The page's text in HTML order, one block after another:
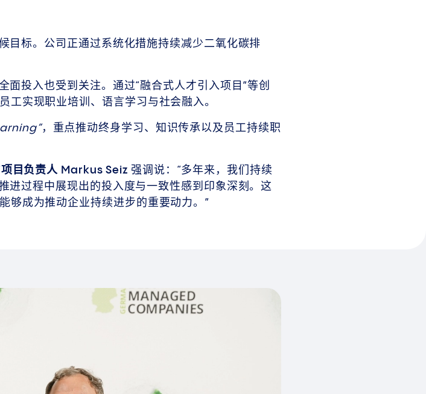
目标。公司正通过系统化措施持续减少二氧化碳排
投入也受到关注。通过“融合式人才引入项目”等创
工实现职业培训、语言学习与社会融入。
，重点推动终身学习、知识传承以及员工持续职
目负责人 Markus Seiz 强调说：“多年来，我们持续
进过程中展现出的投入度与一致性感到印象深刻。这
够成为推动企业持续进步的重要动力。”